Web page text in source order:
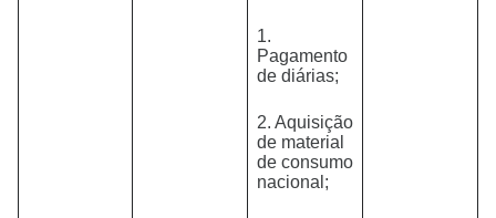
1.
Pagamento
de diárias;
2. Aquisição
de material
de consumo
nacional;